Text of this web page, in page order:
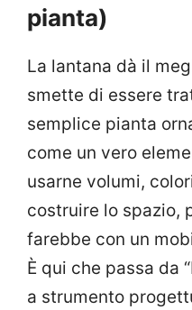
pianta)
La lantana dà il
smette di essere
semplice pianta
come un vero
usarne volumi,
costruire lo spazio,
farebbe con un
È qui che passa da
a strumento